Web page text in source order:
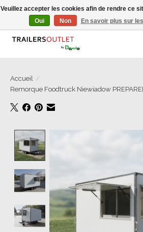
Grosse Auswahl an Anhänger direkt vom
Accueil /
Remorque Foodtruck Niewiadow
Veuillez accepter les cookies afin de rendre ce
Oui
Non En savoir plus sur